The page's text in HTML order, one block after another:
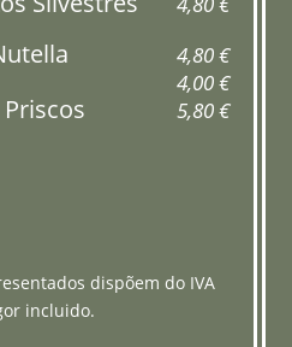
4,80 €
4,00 €
5,80 €
dispõem do IVA
incluido.